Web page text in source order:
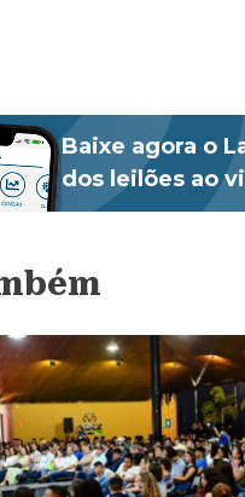
Baixe agora o
dos leilões ao